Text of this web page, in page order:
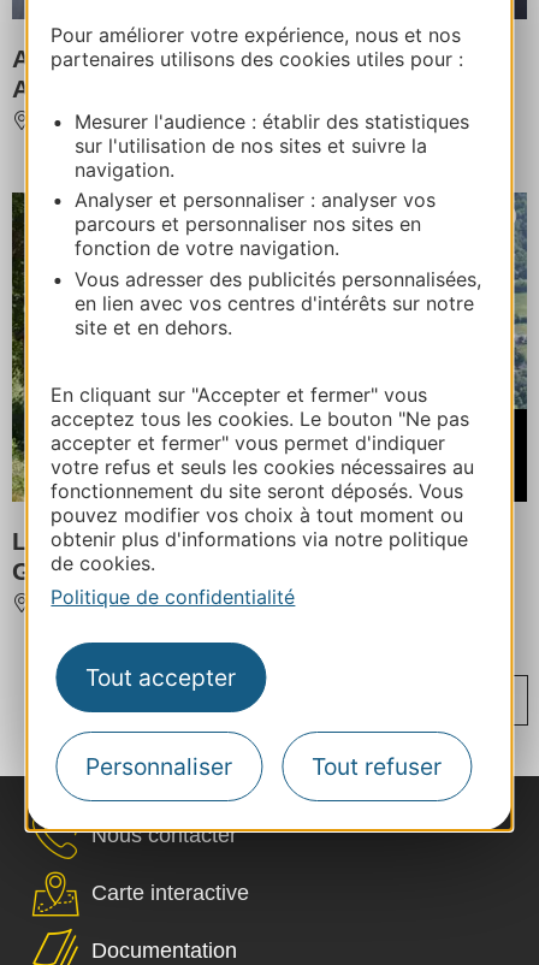
Pour améliorer votre expérience, nous et nos
partenaires utilisons des cookies utiles pour :
Mesurer l'audience : établir des statistiques
sur l'utilisation de nos sites et suivre la
navigation.
Analyser et personnaliser : analyser vos
parcours et personnaliser nos sites en
fonction de votre navigation.
Vous adresser des publicités personnalisées,
en lien avec vos centres d'intérêts sur notre
site et en dehors.
En cliquant sur "Accepter et fermer" vous
acceptez tous les cookies. Le bouton "Ne pas
accepter et fermer" vous permet d'indiquer
votre refus et seuls les cookies nécessaires au
fonctionnement du site seront déposés. Vous
pouvez modifier vos choix à tout moment ou
obtenir plus d'informations via notre politique
de cookies.
Politique de confidentialité
Tout accepter
Personnaliser Tout refuser
APPARTEMENT DANS RESIDENCE
AURETTE
SAINT-LARY-SOULAN
À partir de
/ Nuitée
LES TOY'S ROULOTTES - ROULOTTE
GENTIANE
GEDRE
... ...
151
Nous contacter
Carte interactive
Documentation